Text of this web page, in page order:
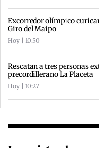
Excorredor olímpico
Giro del Maipo
Hoy | 10:50
Rescatan a tres personas
precordillerano La Placeta
Hoy | 10:27